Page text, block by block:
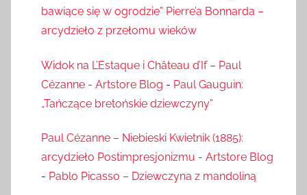
bawiące się w ogrodzie” Pierre’a Bonnarda –
arcydzieło z przełomu wieków
Widok na L’Estaque i Château d’If – Paul
Cézanne - Artstore Blog - Paul Gauguin:
„Tańczące bretońskie dziewczyny”
Paul Cézanne – Niebieski Kwietnik (1885):
arcydzieło Postimpresjonizmu - Artstore Blog
- Pablo Picasso – Dziewczyna z mandoliną